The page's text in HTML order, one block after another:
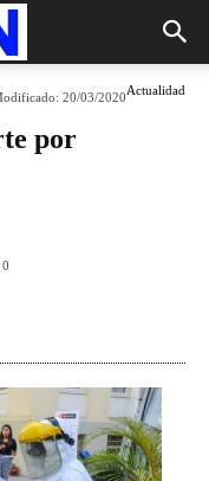
Actualidad
20/03/2020
por
0